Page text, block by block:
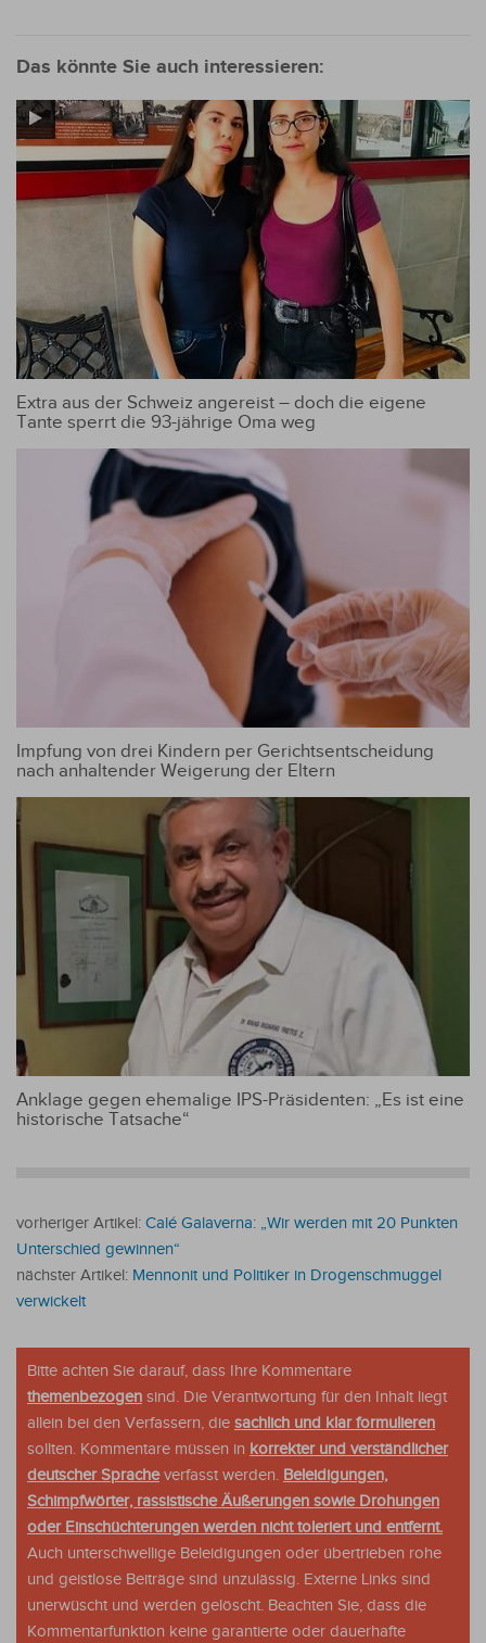
Das könnte Sie auch interessieren:
Extra aus der Schweiz angereist – doch die eigene
Tante sperrt die 93-jährige Oma weg
Impfung von drei Kindern per Gerichtsentscheidung
nach anhaltender Weigerung der Eltern
Anklage gegen ehemalige IPS-Präsidenten: „Es ist eine
historische Tatsache“
vorheriger Artikel: Calé Galaverna: „Wir werden mit 20 Punkten
Unterschied gewinnen“
nächster Artikel: Mennonit und Politiker in Drogenschmuggel
verwickelt
Bitte achten Sie darauf, dass Ihre Kommentare
themenbezogen sind. Die Verantwortung für den Inhalt liegt
allein bei den Verfassern, die sachlich und klar formulieren
sollten. Kommentare müssen in korrekter und verständlicher
deutscher Spracheverfasst werden. Beleidigungen,
Schimpfwörter, rassistische Äußerungen sowie Drohungen
oder Einschüchterungen werden nicht toleriert und entfernt.
Auch unterschwellige Beleidigungen oder übertrieben rohe
und geistlose Beiträge sind unzulässig. Externe Links sind
unerwüscht und werden gelöscht. Beachten Sie, dass die
Kommentarfunktion keine garantierte oder dauerhafte